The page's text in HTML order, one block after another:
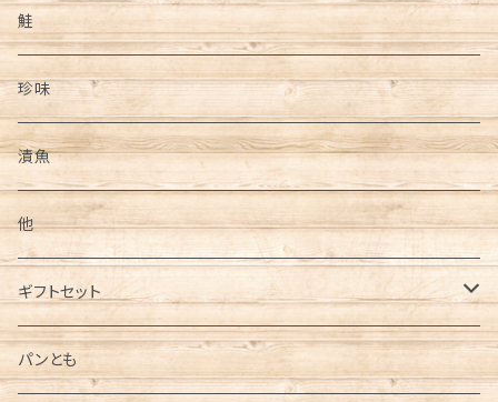
鮭
珍味
漬魚
他
ギフトセット
しゃぶしゃぶ
パンとも